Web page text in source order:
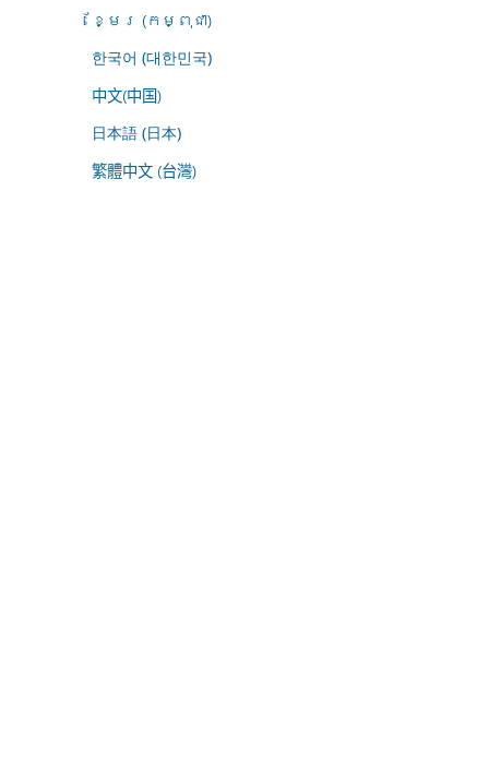
ខ្មែរ (កម្ពុជា)
한국어 (대한민국)
中文(中国)
日本語 (日本)
繁體中文 (台灣)